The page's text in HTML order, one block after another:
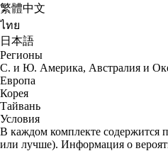
繁體中文
ไทย
日本語
Регионы
С. и Ю. Америка, Австралия и
Европа
Корея
Тайвань
Условия
В каждом комплекте содержится
или лучше). Информация о